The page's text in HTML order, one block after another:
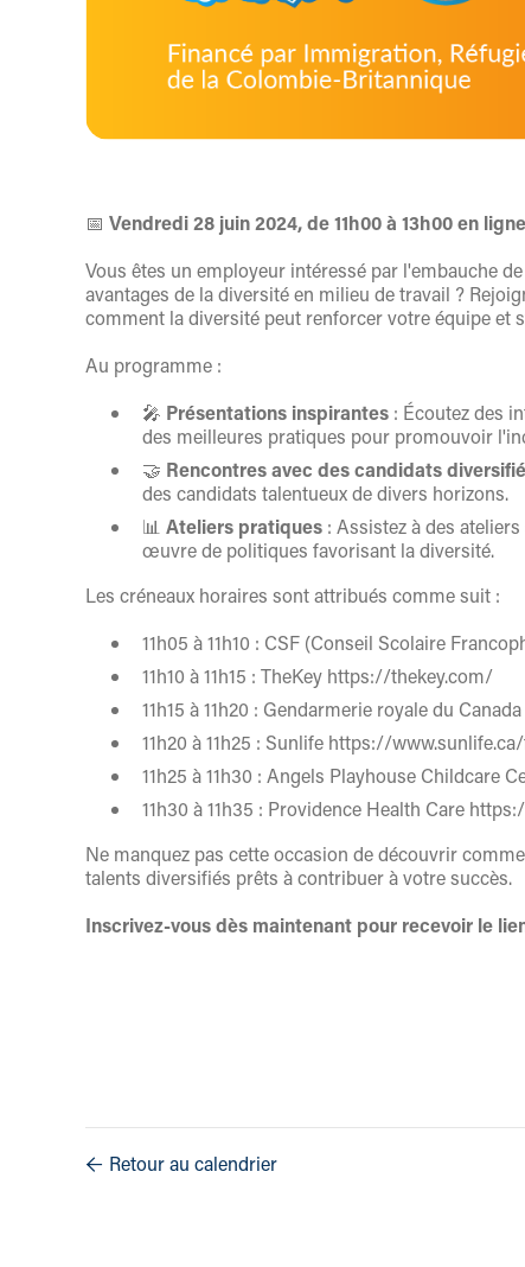
📅 Vendredi 28 juin 2024, de 11h00 à 13h00 en ligne
Vous êtes un employeur intéressé par l'embauche
avantages de la diversité en milieu de travail ?
comment la diversité peut renforcer votre équipe et
Au programme :
🎤 Présentations inspirantes : Écoutez des
des meilleures pratiques pour promouvoir
🤝 Rencontres avec des candidats
des candidats talentueux de divers horizons.
📊 Ateliers pratiques : Assistez à des
œuvre de politiques favorisant la diversité.
Les créneaux horaires sont attribués comme suit :
11h05 à 11h10 : CSF (Conseil Scolaire
11h10 à 11h15 : TheKey https://thekey.com/
11h15 à 11h20 : Gendarmerie royale du
11h20 à 11h25 : Sunlife https://
11h25 à 11h30 : Angels Playhouse
11h30 à 11h35 : Providence Health Care
Ne manquez pas cette occasion de découvrir
talents diversifiés prêts à contribuer à votre succès.
Inscrivez-vous dès maintenant pour recevoir le
 Retour au calendrier